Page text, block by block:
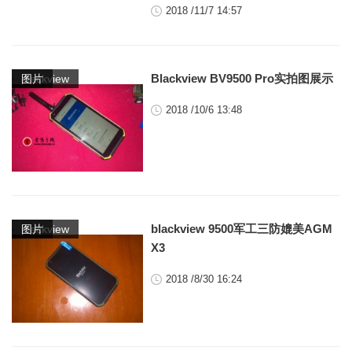
2018 /11/7 14:57
blackview
图片 Blackview BV9500 Pro实拍图展示
2018 /10/6 13:48
blackview
图片
blackview 9500军工三防媲美AGM
X3
2018 /8/30 16:24